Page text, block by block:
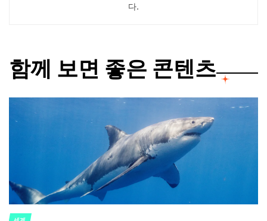
다.
함께 보면 좋은 콘텐츠